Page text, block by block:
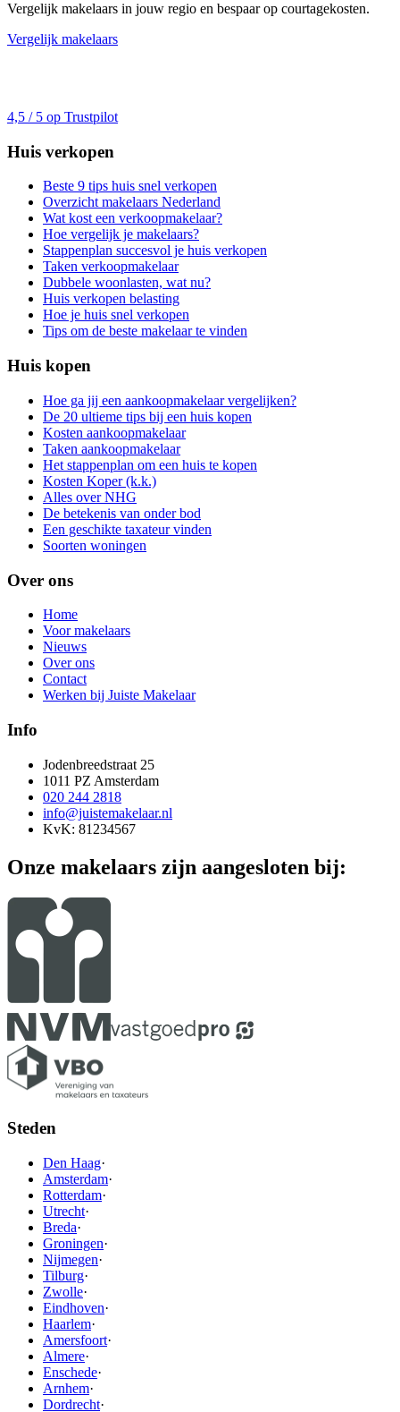
Vergelijk makelaars in jouw regio en bespaar op courtagekosten.
Vergelijk makelaars
4,5 / 5 op Trustpilot
Huis verkopen
Beste 9 tips huis snel verkopen
Overzicht makelaars Nederland
Wat kost een verkoopmakelaar?
Hoe vergelijk je makelaars?
Stappenplan succesvol je huis verkopen
Taken verkoopmakelaar
Dubbele woonlasten, wat nu?
Huis verkopen belasting
Hoe je huis snel verkopen
Tips om de beste makelaar te vinden
Huis kopen
Hoe ga jij een aankoopmakelaar vergelijken?
De 20 ultieme tips bij een huis kopen
Kosten aankoopmakelaar
Taken aankoopmakelaar
Het stappenplan om een huis te kopen
Kosten Koper (k.k.)
Alles over NHG
De betekenis van onder bod
Een geschikte taxateur vinden
Soorten woningen
Over ons
Home
Voor makelaars
Nieuws
Over ons
Contact
Werken bij Juiste Makelaar
Info
Jodenbreedstraat 25
1011 PZ Amsterdam
020 244 2818
info@juistemakelaar.nl
KvK: 81234567
Onze makelaars zijn aangesloten bij:
Steden
Den Haag·
Amsterdam·
Rotterdam·
Utrecht·
Breda·
Groningen·
Nijmegen·
Tilburg·
Zwolle·
Eindhoven·
Haarlem·
Amersfoort·
Almere·
Enschede·
Arnhem·
Dordrecht·